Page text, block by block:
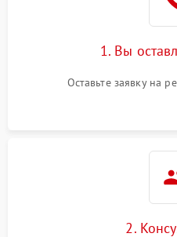
1. Вы
Оставьте заявку на
2.